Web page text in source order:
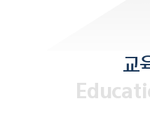
교